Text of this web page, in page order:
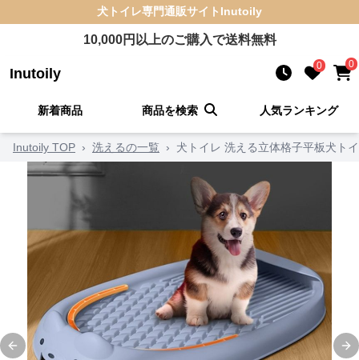
犬トイレ専門通販サイト Inutoily
10,000円以上のご購入で送料無料
Inutoily 0 0
新着商品 商品を検索 人気ランキング
Inutoily TOP › 洗えるの一覧 › 犬トイレ 洗える立体格子平板犬ト
Previous slide